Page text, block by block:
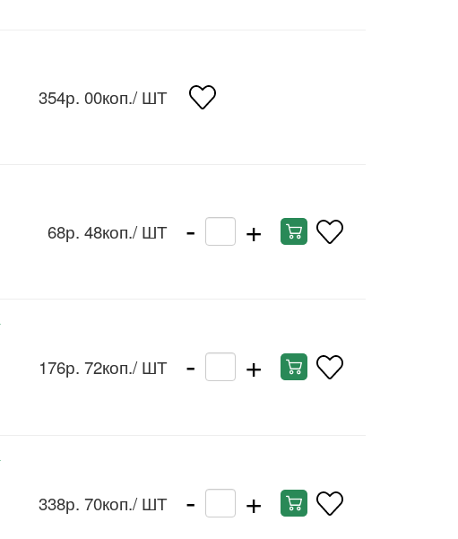
354р. 00коп./ ШТ
68р. 48коп./ ШТ - +
176р. 72коп./ ШТ - +
338р. 70коп./ ШТ - +